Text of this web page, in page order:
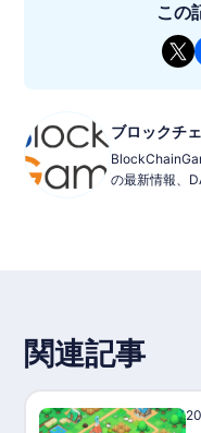
この
ブロックチ
の最新情報、
関連記事